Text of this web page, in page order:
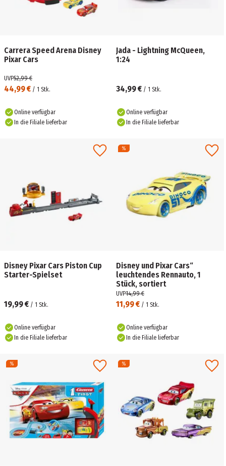
Carrera Speed Arena Disney
Pixar Cars
44,99 € / 1 Stk.
UVP52,99 €
Online verfügbar
In die Filiale lieferbar
Jada - Lightning McQueen,
1:24
34,99 € / 1 Stk.
Online verfügbar
In die Filiale lieferbar
Disney Pixar Cars Piston Cup
Starter-Spielset
19,99 € / 1 Stk.
Online verfügbar
In die Filiale lieferbar
Disney und Pixar Cars“
leuchtendes Rennauto, 1
Stück, sortiert
11,99 € / 1 Stk.
UVP14,99 €
Online verfügbar
In die Filiale lieferbar